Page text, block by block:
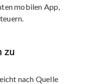
mobilen App,
zu
nach Quelle